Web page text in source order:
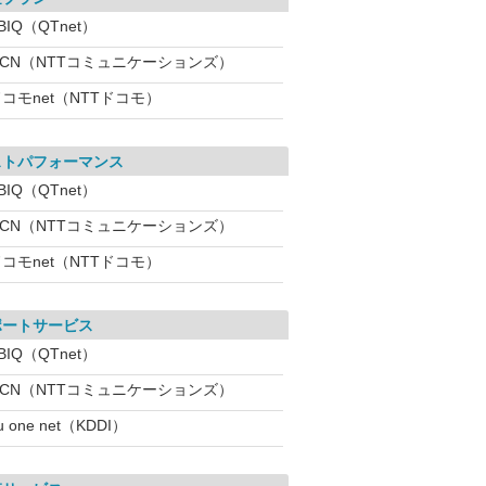
（QTnet）
（NTTコミュニケーションズ）
モnet（NTTドコモ）
パフォーマンス
（QTnet）
（NTTコミュニケーションズ）
モnet（NTTドコモ）
トサービス
（QTnet）
（NTTコミュニケーションズ）
one net（KDDI）